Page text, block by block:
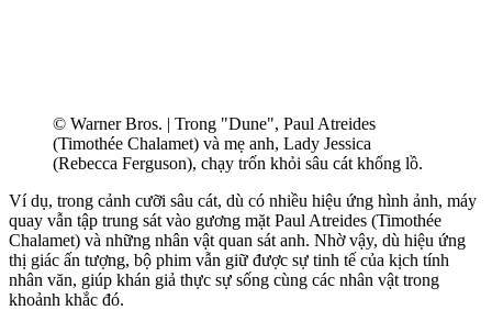
© Warner Bros. | Trong "Dune", Paul Atreides
(Timothée Chalamet) và mẹ anh, Lady Jessica
(Rebecca Ferguson), chạy trốn khỏi sâu cát khổng lồ.
Ví dụ, trong cảnh cưỡi sâu cát, dù có nhiều hiệu ứng hình ảnh, máy
quay vẫn tập trung sát vào gương mặt Paul Atreides (Timothée
Chalamet) và những nhân vật quan sát anh. Nhờ vậy, dù hiệu ứng
thị giác ấn tượng, bộ phim vẫn giữ được sự tinh tế của kịch tính
nhân văn, giúp khán giả thực sự sống cùng các nhân vật trong
khoảnh khắc đó.